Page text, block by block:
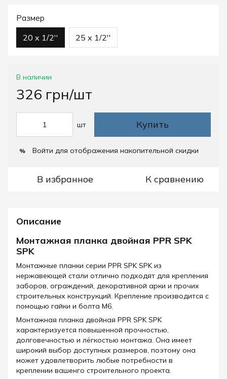
Размер
20 х 1/2'' 25 х 1/2''
В наличии
326 грн/шт
шт Купить
% Войти для отображения накопительной скидки
В избранное К сравнению
Описание
Монтажная планка двойная PPR SPK
SPK
Монтажные планки серии PPR SPK SPK из
нержавеющей стали отлично подходят для крепления
заборов, ограждений, декоративной арки и прочих
строительных конструкций. Крепление производится с
помощью гайки и болта M6.
Монтажная планка двойная PPR SPK SPK
характеризуется повышенной прочностью,
долговечностью и лёгкостью монтажа. Она имеет
широкий выбор доступных размеров, поэтому она
может удовлетворить любые потребности в
креплении вашенго строительного проекта.